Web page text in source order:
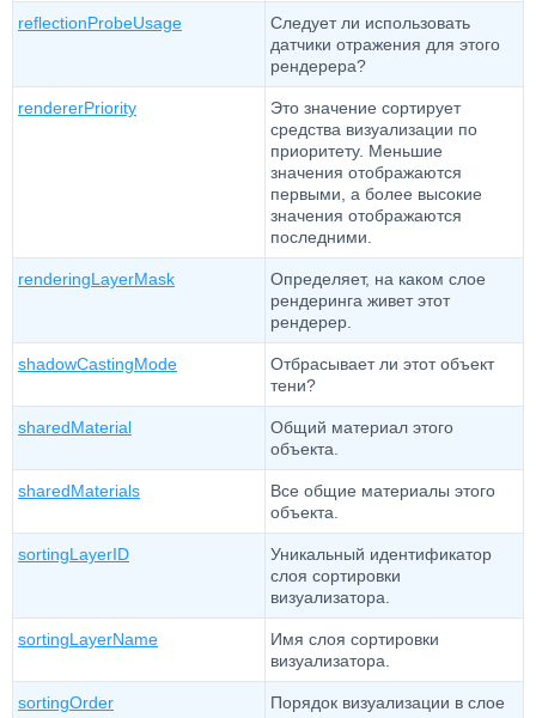
reflectionProbeUsage
Следует ли использовать
датчики отражения для этого
рендерера?
rendererPriority
Это значение сортирует
средства визуализации по
приоритету. Меньшие
значения отображаются
первыми, а более высокие
значения отображаются
последними.
renderingLayerMask
Определяет, на каком слое
рендеринга живет этот
рендерер.
shadowCastingMode
Отбрасывает ли этот объект
тени?
sharedMaterial
Общий материал этого
объекта.
sharedMaterials
Все общие материалы этого
объекта.
sortingLayerID
Уникальный идентификатор
слоя сортировки
визуализатора.
sortingLayerName
Имя слоя сортировки
визуализатора.
sortingOrder
Порядок визуализации в слое